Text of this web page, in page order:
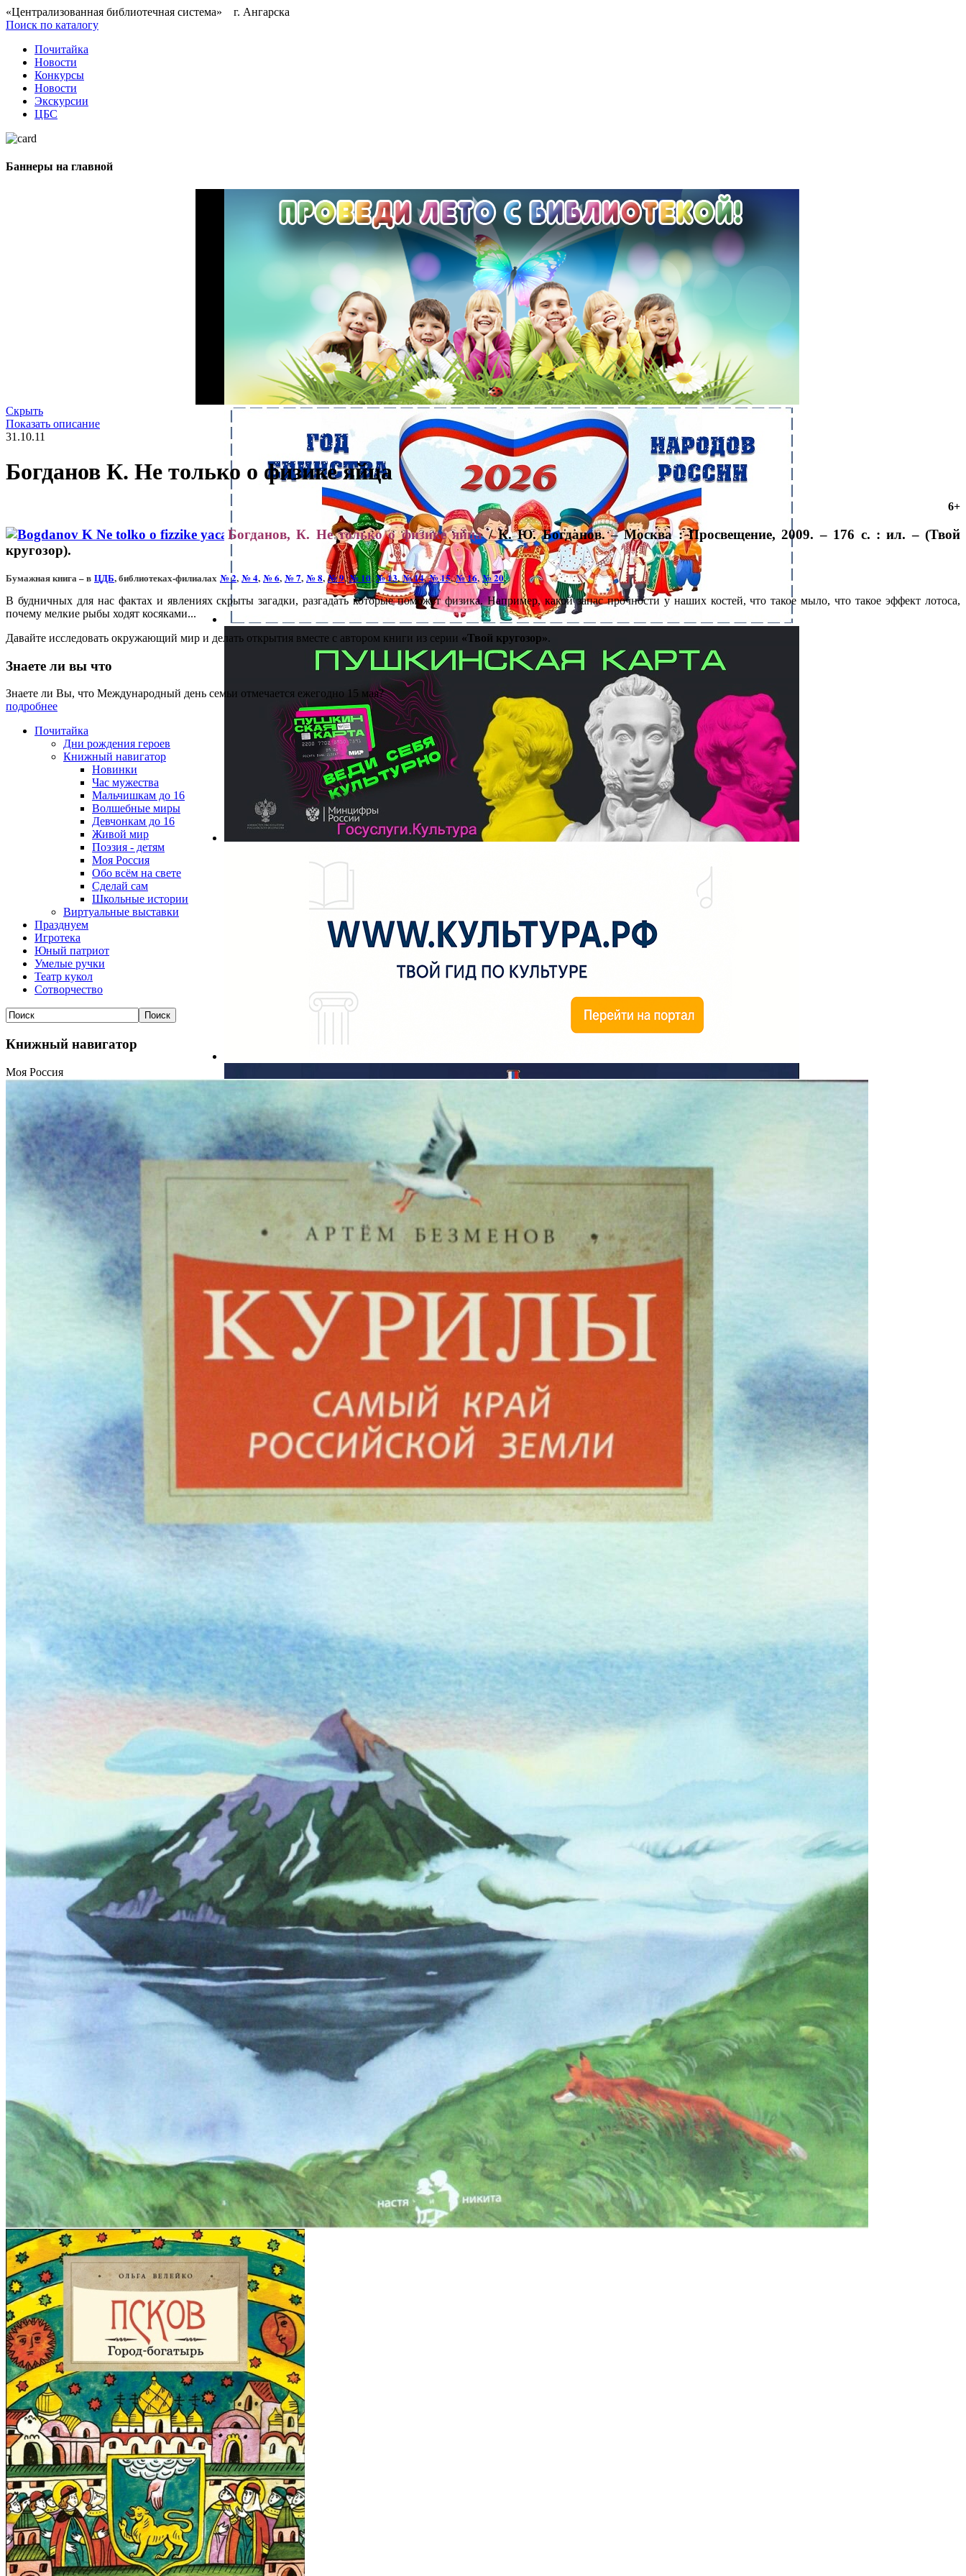
«Централизованная библиотечная система» г. Ангарска
Поиск по каталогу
Почитайка
Новости
Конкурсы
Новости
Экскурсии
ЦБС
Баннеры на главной
Скрыть
Показать описание
31.10.11
Богданов К. Не только о физике яйца
6+
Богданов, К. Не только о физике яйца/ К. Ю. Богданов. – Москва : Просвещение, 2009. – 176 с. : ил. – (Твой
кругозор).
Бумажная книга – в ЦДБ, библиотеках-филиалах № 2, № 4, № 6, № 7, № 8,№ 9,№ 10,№ 13,№ 14,№ 15,№ 16,№ 20.
В будничных для нас фактах и явлениях скрыты загадки, разгадать которые поможет физика. Например, какой запас прочности у наших костей, что такое мыло, что такое эффект лотоса,
почему мелкие рыбы ходят косяками...
Давайте исследовать окружающий мир и делать открытия вместе с автором книги из серии «Твой кругозор».
Знаете ли вы что
Знаете ли Вы, что Международный день семьи отмечается ежегодно 15 мая?
подробнее
Почитайка
Дни рождения героев
Книжный навигатор
Новинки
Час мужества
Мальчишкам до 16
Волшебные миры
Девчонкам до 16
Живой мир
Поэзия - детям
Моя Россия
Обо всём на свете
Сделай сам
Школьные истории
Виртуальные выставки
Празднуем
Игротека
Юный патриот
Умелые ручки
Театр кукол
Сотворчество
Книжный навигатор
Моя Россия